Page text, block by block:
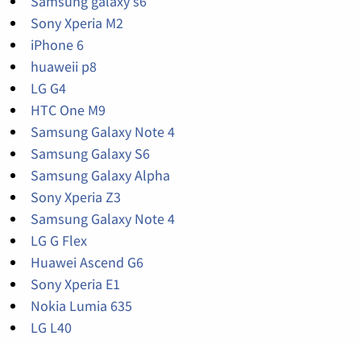
Sony Xperia M2
iPhone 6
huaweii p8
LG G4
HTC One M9
Samsung Galaxy Note 4
Samsung Galaxy S6
Samsung Galaxy Alpha
Sony Xperia Z3
Samsung Galaxy Note 4
LG G Flex
Huawei Ascend G6
Sony Xperia E1
Nokia Lumia 635
LG L40